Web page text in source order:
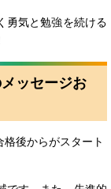
勇気と勉強を続ける
ッセージお
後からがスタート